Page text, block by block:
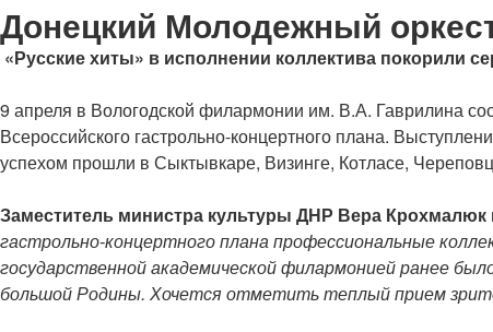
Донецкий Молодежный
«Русские хиты» в исполнении коллектива покорили
9 апреля в Вологодской филармонии им. В.А. Гаврилина
Всероссийского гастрольно-концертного плана.
успехом прошли в Сыктывкаре, Визинге, Котласе,
Заместитель министра культуры ДНР Вера Крохмалюк
гастрольно-концертного плана профессиональные
государственной академической филармонией ранее
большой Родины. Хочется отметить теплый прием